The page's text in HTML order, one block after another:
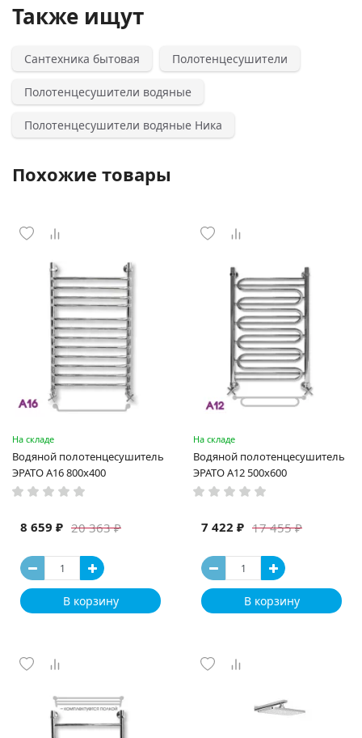
Также ищут
Сантехника бытовая Полотенцесушители
Полотенцесушители водяные
Полотенцесушители водяные Ника
Похожие товары
На складе
Водяной полотенцесушитель
ЭРАТО А16 800x400
20 363 ₽
8 659 ₽
В корзину
На складе
Водяной полотенцесушитель
ЭРАТО А12 500x600
17 455 ₽
7 422 ₽
В корзину